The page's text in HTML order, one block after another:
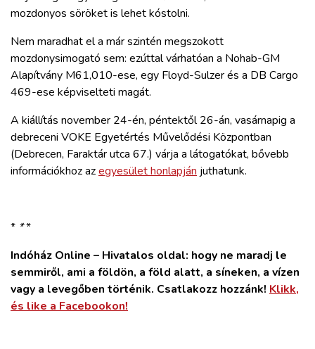
BLOG
ARCHÍVUM
WEBSHOP
BELÉPÉS
mozdonyos söröket is lehet kóstolni.
Nem maradhat el a már szintén megszokott
mozdonysimogató sem: ezúttal várhatóan a Nohab-GM
Alapítvány M61,010-ese, egy Floyd-Sulzer és a DB Cargo
469-ese képviselteti magát.
A kiállítás november 24-én, péntektől 26-án, vasárnapig a
debreceni VOKE Egyetértés Művelődési Központban
(Debrecen, Faraktár utca 67.) várja a látogatókat, bővebb
információkhoz azegyesület honlapján juthatunk.
* **
Indóház Online – Hivatalos oldal: hogy ne maradj le
semmiről, ami a földön, a föld alatt, a síneken, a vízen
vagy a levegőben történik. Csatlakozz hozzánk! Klikk,
és like a Facebookon!